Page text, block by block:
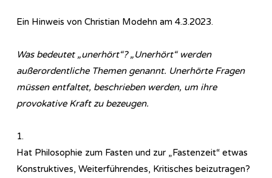
Ein Hinweis von Christian Modehn am 4.3.2023.
Was bedeutet „unerhört“?„Unerhört“ werden
außerordentliche Themen genannt. Unerhörte Fragen
müssen entfaltet, beschrieben werden, um ihre
provokative Kraft zu bezeugen.
1.
Hat Philosophie zum Fasten und zur „Fastenzeit“ etwas
Konstruktives, Weiterführendes, Kritisches beizutragen?